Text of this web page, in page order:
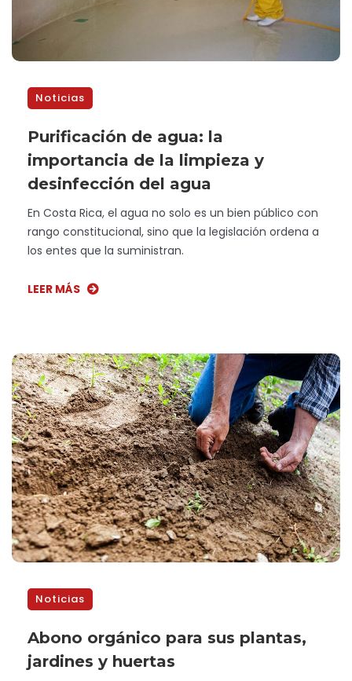
Noticias
Purificación de agua: la
importancia de la limpieza y
desinfección del agua
En Costa Rica, el agua no solo es un bien público con
rango constitucional, sino que la legislación ordena a
los entes que la suministran.
LEER MÁS
Noticias
Abono orgánico para sus plantas,
jardines y huertas